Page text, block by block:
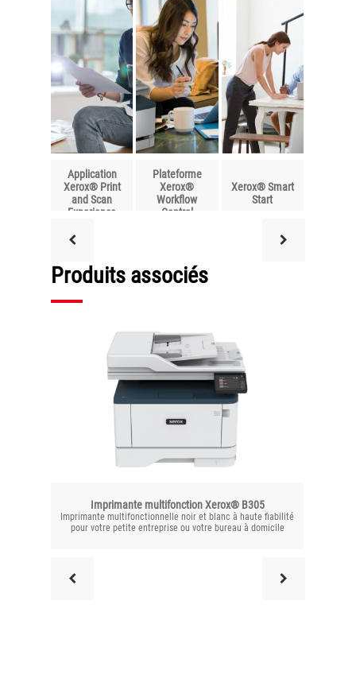
Application
Xerox® Print
and Scan
Experience
Plateforme
Xerox®
Workflow
Central
Xerox® Smart
Start
Produits associés
Imprimante multifonction Xerox® B305
Imprimante multifonctionnelle noir et blanc à haute fiabilité
pour votre petite entreprise ou votre bureau à domicile